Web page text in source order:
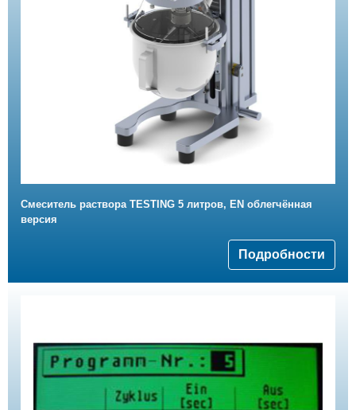
Смеситель раствора TESTING 5 литров, EN облегчённая
версия
Подробности